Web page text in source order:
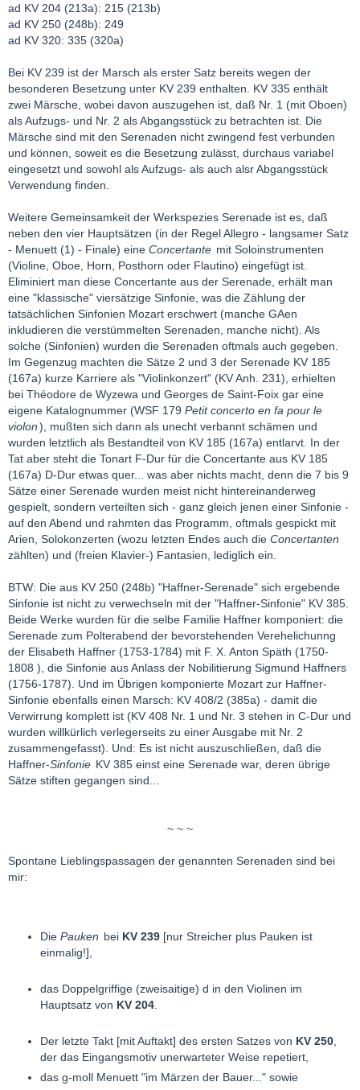
ad KV 204 (213a): 215 (213b)
ad KV 250 (248b): 249
ad KV 320: 335 (320a)
Bei KV 239 ist der Marsch als erster Satz bereits wegen der
besonderen Besetzung unter KV 239 enthalten. KV 335 enthält
zwei Märsche, wobei davon auszugehen ist, daß Nr. 1 (mit Oboen)
als Aufzugs- und Nr. 2 als Abgangsstück zu betrachten ist. Die
Märsche sind mit den Serenaden nicht zwingend fest verbunden
und können, soweit es die Besetzung zulässt, durchaus variabel
eingesetzt und sowohl als Aufzugs- als auch alsr Abgangsstück
Verwendung finden.
Weitere Gemeinsamkeit der Werkspezies Serenade ist es, daß
neben den vier Hauptsätzen (in der Regel Allegro - langsamer Satz
- Menuett (1) - Finale) eine Concertante mit Soloinstrumenten
(Violine, Oboe, Horn, Posthorn oder Flautino) eingefügt ist.
Eliminiert man diese Concertante aus der Serenade, erhält man
eine "klassische" viersätzige Sinfonie, was die Zählung der
tatsächlichen Sinfonien Mozart erschwert (manche GAen
inkludieren die verstümmelten Serenaden, manche nicht). Als
solche (Sinfonien) wurden die Serenaden oftmals auch gegeben.
Im Gegenzug machten die Sätze 2 und 3 der Serenade KV 185
(167a) kurze Karriere als "Violinkonzert" (KV Anh. 231), erhielten
bei Théodore de Wyzewa und Georges de Saint-Foix gar eine
eigene Katalognummer (WSF 179 Petit concerto en fa pour le
violon), mußten sich dann als unecht verbannt schämen und
wurden letztlich als Bestandteil von KV 185 (167a) entlarvt. In der
Tat aber steht die Tonart F-Dur für die Concertante aus KV 185
(167a) D-Dur etwas quer... was aber nichts macht, denn die 7 bis 9
Sätze einer Serenade wurden meist nicht hintereinanderweg
gespielt, sondern verteilten sich - ganz gleich jenen einer Sinfonie -
auf den Abend und rahmten das Programm, oftmals gespickt mit
Arien, Solokonzerten (wozu letzten Endes auch die Concertanten
zählten) und (freien Klavier-) Fantasien, lediglich ein.
BTW: Die aus KV 250 (248b) "Haffner-Serenade" sich ergebende
Sinfonie ist nicht zu verwechseln mit der "Haffner-Sinfonie" KV 385.
Beide Werke wurden für die selbe Familie Haffner komponiert: die
Serenade zum Polterabend der bevorstehenden Verehelichunng
der Elisabeth Haffner (1753-1784) mit F. X. Anton Späth (1750-
1808 ), die Sinfonie aus Anlass der Nobilitierung Sigmund Haffners
(1756-1787). Und im Übrigen komponierte Mozart zur Haffner-
Sinfonie ebenfalls einen Marsch: KV 408/2 (385a) - damit die
Verwirrung komplett ist (KV 408 Nr. 1 und Nr. 3 stehen in C-Dur und
wurden willkürlich verlegerseits zu einer Ausgabe mit Nr. 2
zusammengefasst). Und: Es ist nicht auszuschließen, daß die
Haffner-Sinfonie KV 385 einst eine Serenade war, deren übrige
Sätze stiften gegangen sind...
~ ~ ~
Spontane Lieblingspassagen der genannten Serenaden sind bei
mir:
Die Pauken bei KV 239 [nur Streicher plus Pauken ist
einmalig!],
das Doppelgriffige (zweisaitige) d in den Violinen im
Hauptsatz von KV 204.
Der letzte Takt [mit Auftakt] des ersten Satzes von KV 250,
der das Eingangsmotiv unerwarteter Weise repetiert,
das g-moll Menuett "im Märzen der Bauer..." sowie